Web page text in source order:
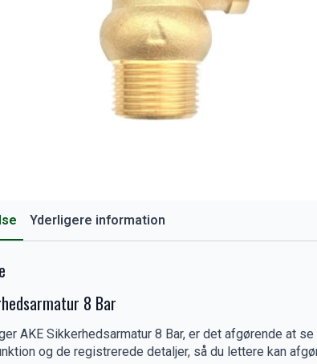
Yderligere information
8 Bar
AKE Sikkerhedsarmatur 8 Bar, er det afgørende at
og de registrerede detaljer, så du lettere kan